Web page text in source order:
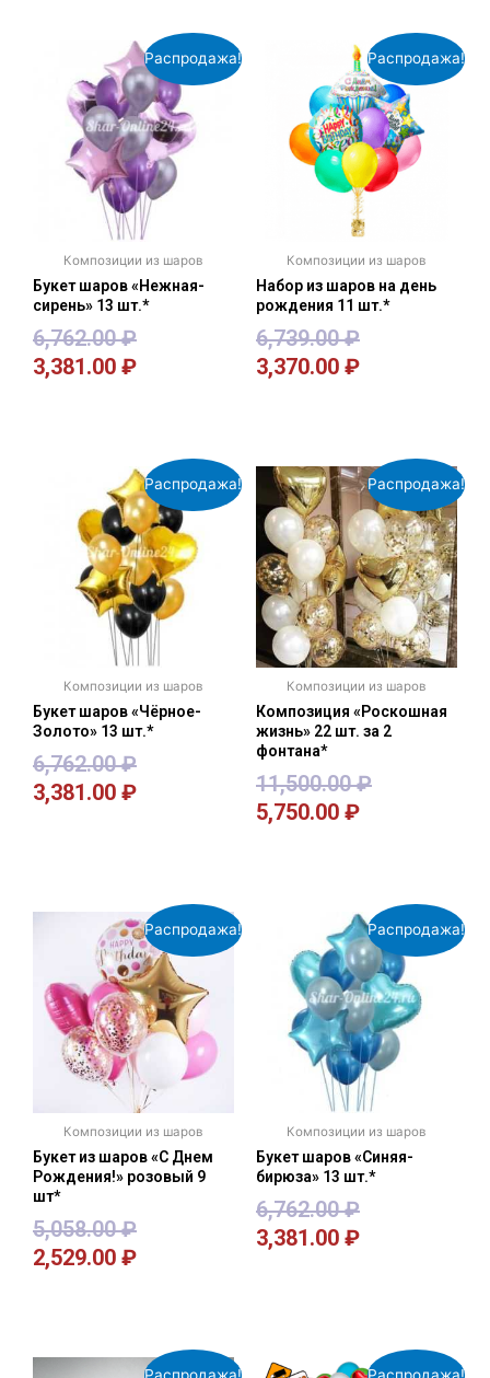
Распродажа!
Композиции из шаров
Букет шаров «Нежная-
сирень» 13 шт.*
6,762.00₽
3,381.00 ₽
Распродажа!
Композиции из шаров
Набор из шаров на день
рождения 11 шт.*
6,739.00₽
3,370.00 ₽
Распродажа!
Композиции из шаров
Букет шаров «Чёрное-
Золото» 13 шт.*
6,762.00₽
3,381.00 ₽
Распродажа!
Композиции из шаров
Композиция «Роскошная
жизнь» 22 шт. за 2
фонтана*
11,500.00₽
5,750.00 ₽
Распродажа!
Композиции из шаров
Букет из шаров «С Днем
Рождения!» розовый 9
шт*
5,058.00₽
2,529.00 ₽
Распродажа!
Композиции из шаров
Букет шаров «Синяя-
бирюза» 13 шт.*
6,762.00₽
3,381.00 ₽
Распродажа! Распродажа!